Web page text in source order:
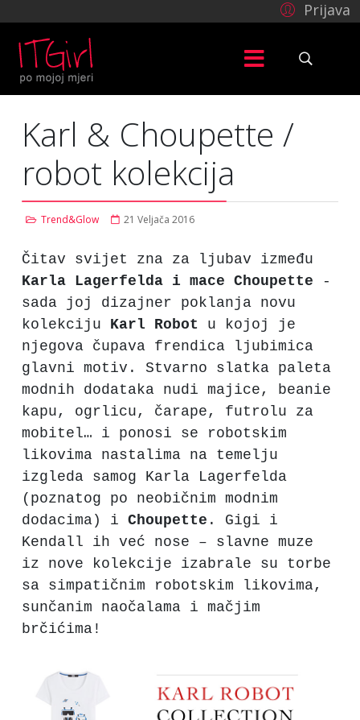
Prijava
Karl & Choupette /
robot kolekcija
Trend&Glow 21 Veljača 2016
Čitav svijet zna za ljubav između
Karla Lagerfelda i mace Choupette -
sada joj dizajner poklanja novu
kolekciju Karl Robot u kojoj je
njegova čupava frendica ljubimica
glavni motiv. Stvarno slatka paleta
modnih dodataka nudi majice, beanie
kapu, ogrlicu, čarape, futrolu za
mobitel… i ponosi se robotskim
likovima nastalima na temelju
izgleda samog Karla Lagerfelda
(poznatog po neobičnim modnim
dodacima) i Choupette . Gigi i
Kendall ih već nose – slavne muze
iz nove kolekcije izabrale su torbe
sa simpatičnim robotskim likovima,
sunčanim naočalama i mačjim
brčićima!